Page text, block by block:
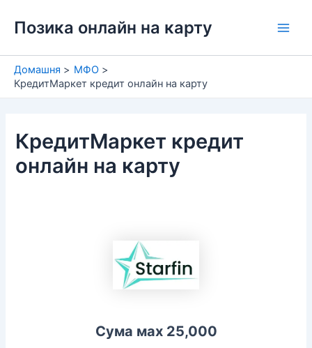
Позика онлайн на карту
Домашня
МФО
КредитМаркет кредит онлайн на карту
КредитМаркет кредит
онлайн на карту
Сума мах 25,000